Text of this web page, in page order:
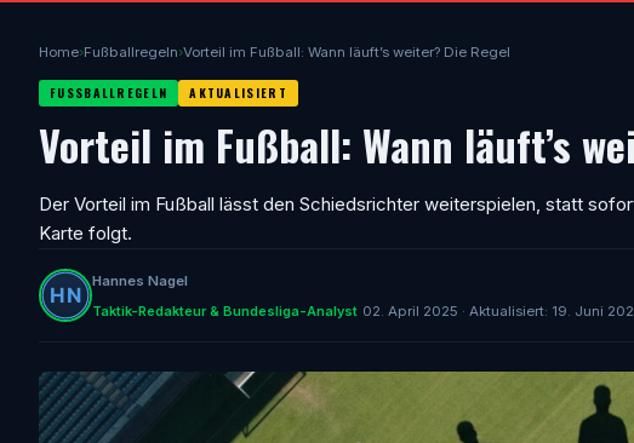
Home›Fußballregeln›Vorteil im Fußball: Wann läuft’s weiter? Die Regel
FUSSBALLREGELN AKTUALISIERT
Vorteil im Fußball: Wann läuft’s
Der Vorteil im Fußball lässt den Schiedsrichter weiterspielen, statt
Karte folgt.
Hannes Nagel
Taktik-Redakteur & Bundesliga-Analyst 02. April 2025 · Aktualisiert: 19. Juni